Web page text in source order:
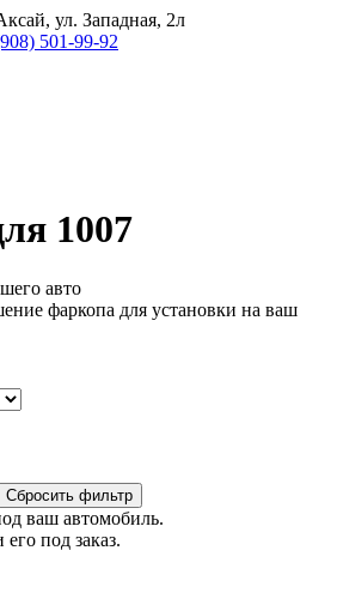
ул. Западная, 2л
501-99-92
1007
авто
фаркопа для установки на ваш
ваш автомобиль.
под заказ.